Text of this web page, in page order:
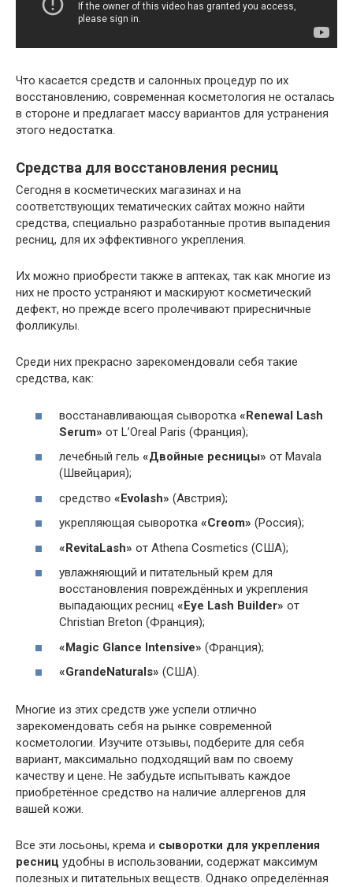
Что касается средств и салонных процедур по их
восстановлению, современная косметология не осталась
в стороне и предлагает массу вариантов для устранения
этого недостатка.
Средства для восстановления ресниц
Сегодня в косметических магазинах и на
соответствующих тематических сайтах можно найти
средства, специально разработанные против выпадения
ресниц, для их эффективного укрепления.
Их можно приобрести также в аптеках, так как многие из
них не просто устраняют и маскируют косметический
дефект, но прежде всего пролечивают приресничные
фолликулы.
Среди них прекрасно зарекомендовали себя такие
средства, как:
восстанавливающая сыворотка «Renewal Lash
Serum» от L’Oreal Paris (Франция);
лечебный гель «Двойные ресницы» от Mavala
(Швейцария);
средство «Evolash» (Австрия);
укрепляющая сыворотка «Creom» (Россия);
«RevitaLash» от Athena Cosmetics (США);
увлажняющий и питательный крем для
восстановления повреждённых и укрепления
выпадающих ресниц «Eye Lash Builder» от
Christian Breton (Франция);
«Magic Glance Intensive» (Франция);
«GrandeNaturals» (США).
Многие из этих средств уже успели отлично
зарекомендовать себя на рынке современной
косметологии. Изучите отзывы, подберите для себя
вариант, максимально подходящий вам по своему
качеству и цене. Не забудьте испытывать каждое
приобретённое средство на наличие аллергенов для
вашей кожи.
Все эти лосьоны, крема и сыворотки для укрепления
ресниц удобны в использовании, содержат максимум
полезных и питательных веществ. Однако определённая